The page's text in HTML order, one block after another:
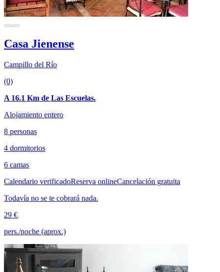
Casa Jienense
Campillo del Río
(0)
A 16.1 Km de Las Escuelas.
Alojamiento entero
8 personas
4 dormitorios
6 camas
Calendario verificadoReserva onlineCancelación gratuita
Todavía no se te cobrará nada.
29 €
pers./noche (aprox.)